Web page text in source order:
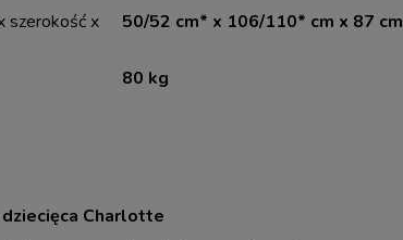
Charlotte
szerokość x
50/52 cm* x 106/110* cm x 87 cm
80 kg